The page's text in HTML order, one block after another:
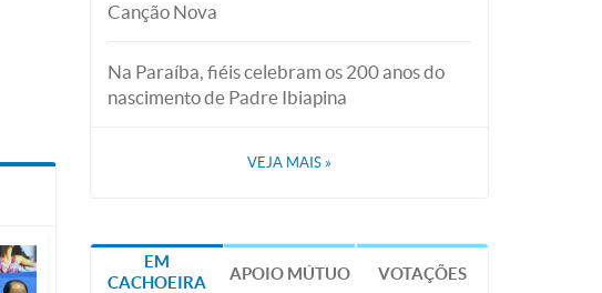
Canção Nova
Na Paraíba, fiéis celebram os 200 anos do
nascimento de Padre Ibiapina
VEJA MAIS »
EM
CACHOEIRA
APOIO MÚTUO VOTAÇÕES